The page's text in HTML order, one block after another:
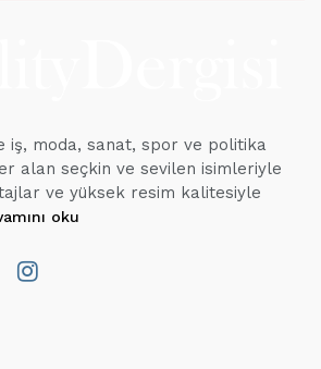
iş, moda, sanat, spor ve politika
alan seçkin ve sevilen isimleriyle
ve yüksek resim kalitesiyle
oku